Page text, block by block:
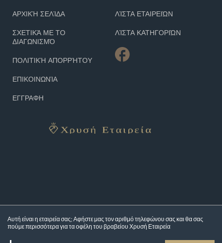
Αυτή είναι η εταιρεία σας; Αφήστε μας τον αριθμό τηλεφώνου σας και θα σας
πούμε περισσότερα για ταοφέλη του βραβείου Χρυσή Εταιρεία
ΑΡΧΙΚΉ ΣΕΛΊΔΑ
ΣΧΕΤΙΚΆ ΜΕ ΤΟ
ΔΙΑΓΩΝΙΣΜΌ
ΠΟΛΙΤΙΚΉ ΑΠΟΡΡΉΤΟΥ
ΕΠΙΚΟΙΝΩΝΊΑ
ΕΓΓΡΑΦΗ
ΛΊΣΤΑ ΕΤΑΙΡΕΙΏΝ
ΛΊΣΤΑ ΚΑΤΗΓΟΡΙΏΝ